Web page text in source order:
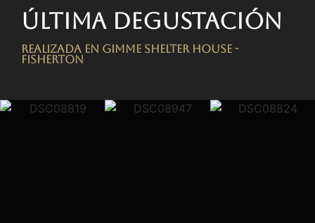
Última degustación
Realizada en Gimme Shelter House -
FISHERTON